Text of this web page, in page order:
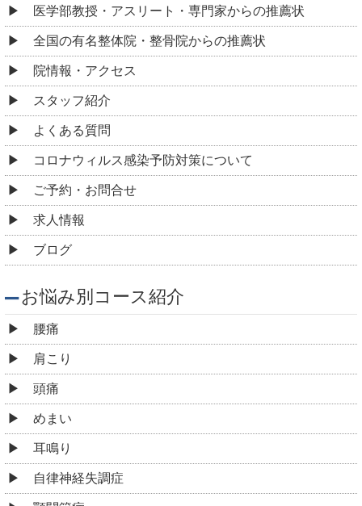
医学部教授・アスリート・専門家からの推薦状
全国の有名整体院・整骨院からの推薦状
院情報・アクセス
スタッフ紹介
よくある質問
コロナウィルス感染予防対策について
ご予約・お問合せ
求人情報
ブログ
お悩み別コース紹介
腰痛
肩こり
頭痛
めまい
耳鳴り
自律神経失調症